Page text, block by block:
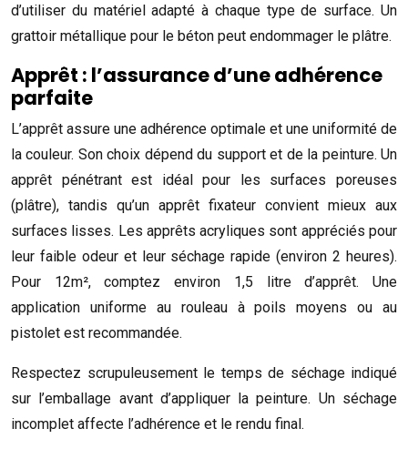
d’utiliser du matériel adapté à chaque type de surface. Un
grattoir métallique pour le béton peut endommager le plâtre.
Apprêt : l’assurance d’une adhérence
parfaite
L’apprêt assure une adhérence optimale et une uniformité de
la couleur. Son choix dépend du support et de la peinture. Un
apprêt pénétrant est idéal pour les surfaces poreuses
(plâtre), tandis qu’un apprêt fixateur convient mieux aux
surfaces lisses. Les apprêts acryliques sont appréciés pour
leur faible odeur et leur séchage rapide (environ 2 heures).
Pour 12m², comptez environ 1,5 litre d’apprêt. Une
application uniforme au rouleau à poils moyens ou au
pistolet est recommandée.
Respectez scrupuleusement le temps de séchage indiqué
sur l’emballage avant d’appliquer la peinture. Un séchage
incomplet affecte l’adhérence et le rendu final.